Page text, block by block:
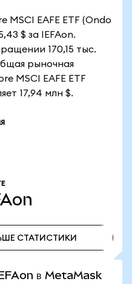
MSCI EAFE ETF (Ondo
$ за IEFAon.
170,15 тыс.
рыночная
MSCI EAFE ETF
17,94 млн $.
СТАТИСТИКИ
IEFAon в MetaMask